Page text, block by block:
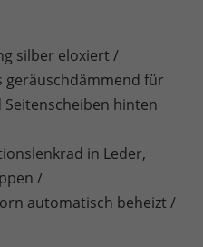
silber eloxiert /
geräuschdämmend für
hinten
in Leder,
/
automatisch beheizt /